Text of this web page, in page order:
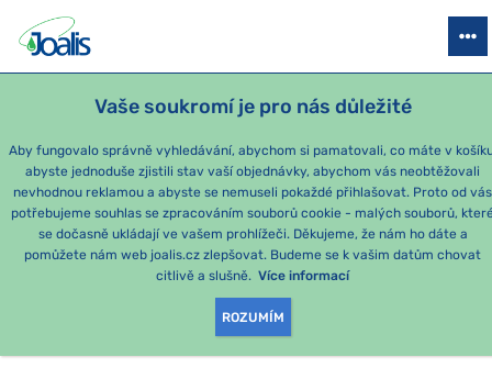
Vaše soukromí je pro nás důležité
Aby fungovalo správně vyhledávání, abychom si pamatovali, co máte v
abyste jednoduše zjistili stav vaší objednávky, abychom vás neobtěžovali
nevhodnou reklamou a abyste se nemuseli pokaždé přihlašovat. Proto od vás
potřebujeme souhlas se zpracováním souborů cookie - malých souborů,
se dočasně ukládají ve vašem prohlížeči. Děkujeme, že nám ho dáte a
pomůžete nám web joalis.cz zlepšovat. Budeme se k vašim datům chovat
citlivě a slušně. Více informací
ROZUMÍM
PRODUKTY PODLE OBTÍŽÍ SEZÓNNÍ BALÍČKY PRO DĚTI
ORGÁNY
PRODUKTY PODLE
KATEGORIE: